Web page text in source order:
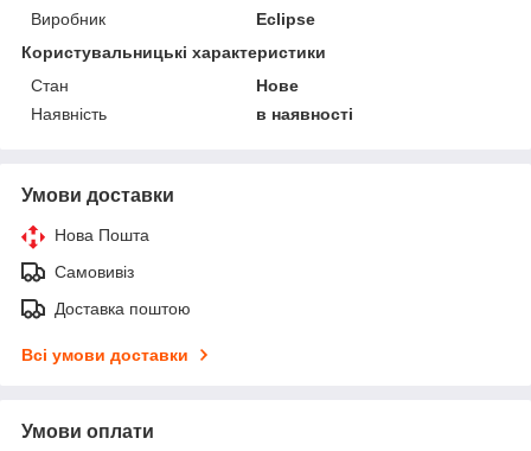
Виробник
Eclipse
Користувальницькі характеристики
Стан
Нове
Наявність
в наявності
Умови доставки
Нова Пошта
Самовивіз
Доставка поштою
Всі умови доставки
Умови оплати